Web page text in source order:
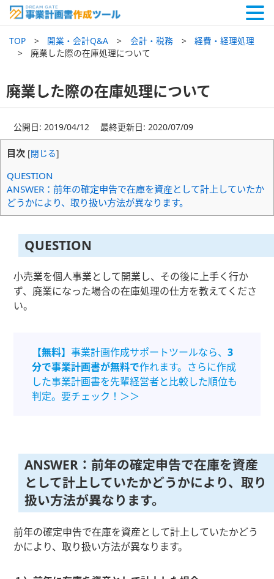
TOP 開業・会計Q&A 会計・税務
経費・経理処理
廃業した際の在庫処理について
廃業した際の在庫処理について
公開日: 2019/04/12 最終更新日: 2020/07/09
目次 [閉じる]
QUESTION
ANSWER：前年の確定申告で在庫を資産として計上していたか
どうかにより、取り扱い方法が異なります。
QUESTION
小売業を個人事業として開業し、その後に上手く行か
ず、廃業になった場合の在庫処理の仕方を教えてくださ
い。
【無料】事業計画作成サポートツールなら、3
分で事業計画書が無料で作れます。さらに作成
した事業計画書を先輩経営者と比較した順位も
判定。要チェック！＞＞
ANSWER：前年の確定申告で在庫を資産
として計上していたかどうかにより、取り
扱い方法が異なります。
前年の確定申告で在庫を資産として計上していたかどう
かにより、取り扱い方法が異なります。